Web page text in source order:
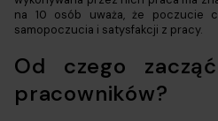
na 10 osób uważa, że poczucie
samopoczucia i satysfakcji z pracy.
Od czego
pracowników?